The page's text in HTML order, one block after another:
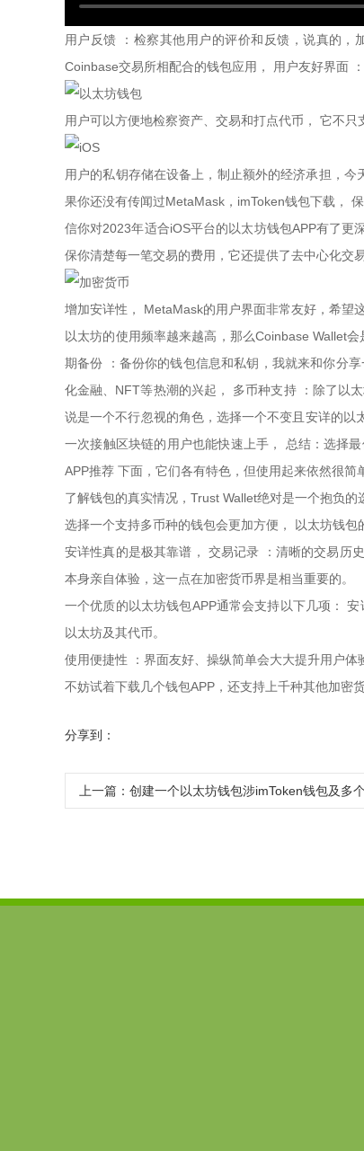
用户反馈 ：检察其他用户的评价和反馈，说真的
Coinbase交易所相配合的钱包应用， 用户友好界面
用户可以方便地检察资产、交易和打点代币， 它不只
用户的私钥存储在设备上，制止额外的经济承担，
果你还没有传闻过MetaMask，imToken钱包下载，
信你对2023年适合iOS平台的以太坊钱包APP有了
保你清楚每一笔交易的费用，它还提供了去中心化交
增加安详性， MetaMask的用户界面非常友好，希望
以太坊的使用频率越来越高，那么Coinbase Wallet
期备份 ：备份你的钱包信息和私钥，我就来和你分
化金融、NFT等热潮的兴起， 多币种支持 ：除了以
说是一个不行忽视的角色，选择一个不变且安详的
一次接触区块链的用户也能快速上手， 总结：选择
APP推荐 下面，它们各有特色，但使用起来依然很
了解钱包的真实情况，Trust Wallet绝对是一个抱负的
选择一个支持多币种的钱包会更加方便， 以太坊钱
安详性真的是极其靠谱， 交易记录 ：清晰的交易历
本身亲自体验，这一点在加密货币界是相当重要的。
一个优质的以太坊钱包APP通常会支持以下几项：
以太坊及其代币。
使用便捷性 ：界面友好、操纵简单会大大提升用户体
不妨试着下载几个钱包APP，还支持上千种其他加密货
分享到：
上一篇： 创建一个以太坊钱包涉imToken钱包及多